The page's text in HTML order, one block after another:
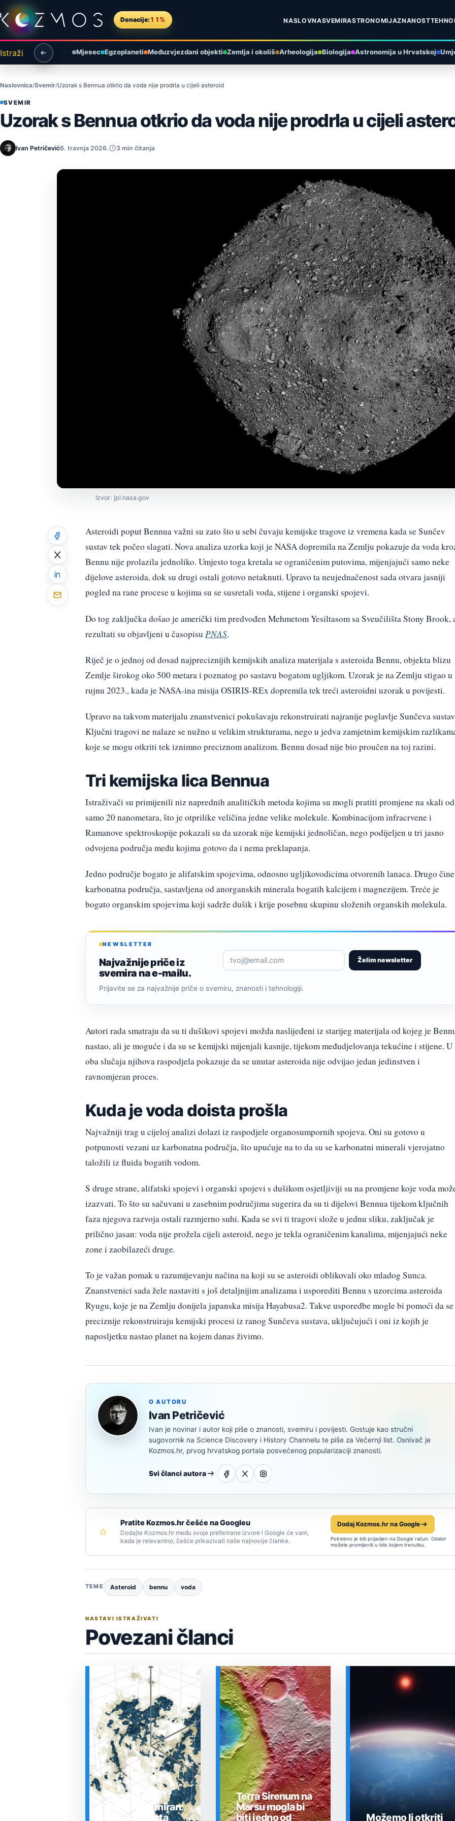
Preskoči na sadržaj
Donacije: 11% NASLOVNASVEMIRASTRONOMIJAZNANOST
Istraži Mjesec Egzoplaneti Međuzvjezdani objekti Zemlja i okoliš Arheologija Biologija Astronomija u Hrvatskoj
Naslovnica Svemir Uzorak s Bennua otkrio da voda nije prodrla u cijeli asteroid
SVEMIR
Uzorak s Bennua otkrio da voda nije prodrla u cijeli
Ivan Petričević6. travnja 2026. 3 min čitanja
Izvor: jpl.nasa.gov
Asteroidi poput Bennua važni su zato što u sebi čuvaju kemijske tragove iz vremena kada se Sunčev
sustav tek počeo slagati. Nova analiza uzorka koji je NASA dopremila na Zemlju pokazuje da voda
Bennu nije prolazila jednoliko. Umjesto toga kretala se ograničenim putovima, mijenjajući samo neke
dijelove asteroida, dok su drugi ostali gotovo netaknuti. Upravo ta neujednačenost sada otvara jasniji
pogled na rane procese u kojima su se susretali voda, stijene i organski spojevi.
Do tog zaključka došao je američki tim predvođen Mehmetom Yesiltasom sa Sveučilišta Stony Brook,
rezultati su objavljeni u časopisu PNAS.
Riječ je o jednoj od dosad najpreciznijih kemijskih analiza materijala s asteroida Bennu, objekta blizu
Zemlje širokog oko 500 metara i poznatog po sastavu bogatom ugljikom. Uzorak je na Zemlju stigao u
rujnu 2023., kada je NASA-ina misija OSIRIS-REx dopremila tek treći asteroidni uzorak u povijesti.
Upravo na takvom materijalu znanstvenici pokušavaju rekonstruirati najranije poglavlje Sunčeva
Ključni tragovi ne nalaze se nužno u velikim strukturama, nego u jedva zamjetnim kemijskim
koje se mogu otkriti tek iznimno preciznom analizom. Bennu dosad nije bio proučen na toj razini.
Tri kemijska lica Bennua
Istraživači su primijenili niz naprednih analitičkih metoda kojima su mogli pratiti promjene na skali od
samo 20 nanometara, što je otprilike veličina jedne velike molekule. Kombinacijom infracrvene i
Ramanove spektroskopije pokazali su da uzorak nije kemijski jednoličan, nego podijeljen u tri jasno
odvojena područja među kojima gotovo da i nema preklapanja.
Jedno područje bogato je alifatskim spojevima, odnosno ugljikovodicima otvorenih lanaca. Drugo čine
karbonatna područja, sastavljena od anorganskih minerala bogatih kalcijem i magnezijem. Treće je
bogato organskim spojevima koji sadrže dušik i krije posebnu skupinu složenih organskih molekula.
NEWSLETTER
Najvažnije priče iz
svemira na e-mailu.
Želim newsletter
Prijavite se za najvažnije priče o svemiru, znanosti i tehnologiji.
Autori rada smatraju da su ti dušikovi spojevi možda naslijeđeni iz starijeg materijala od kojeg je
nastao, ali je moguće i da su se kemijski mijenjali kasnije, tijekom međudjelovanja tekućine i stijene. U
oba slučaja njihova raspodjela pokazuje da se unutar asteroida nije odvijao jedan jedinstven i
ravnomjeran proces.
Kuda je voda doista prošla
Najvažniji trag u cijeloj analizi dolazi iz raspodjele organosumpornih spojeva. Oni su gotovo u
potpunosti vezani uz karbonatna područja, što upućuje na to da su se karbonatni minerali vjerojatno
taložili iz fluida bogatih vodom.
S druge strane, alifatski spojevi i organski spojevi s dušikom osjetljiviji su na promjene koje voda
izazvati. To što su sačuvani u zasebnim područjima sugerira da su ti dijelovi Bennua tijekom ključnih
faza njegova razvoja ostali razmjerno suhi. Kada se svi ti tragovi slože u jednu sliku, zaključak je
prilično jasan: voda nije prožela cijeli asteroid, nego je tekla ograničenim kanalima, mijenjajući neke
zone i zaobilazeći druge.
To je važan pomak u razumijevanju načina na koji su se asteroidi oblikovali oko mladog Sunca.
Znanstvenici sada žele nastaviti s još detaljnijim analizama i usporediti Bennu s uzorcima asteroida
Ryugu, koje je na Zemlju donijela japanska misija Hayabusa2. Takve usporedbe mogle bi pomoći da se
preciznije rekonstruiraju kemijski procesi iz ranog Sunčeva sustava, uključujući i oni iz kojih je
naposljetku nastao planet na kojem danas živimo.
O AUTORU
Ivan Petričević
Ivan je novinar i autor koji piše o znanosti, svemiru i povijesti. Gostuje kao stručni
sugovornik na Science Discovery i History Channelu te piše za Večernji list. Osnivač je
Kozmos.hr, prvog hrvatskog portala posvećenog popularizaciji znanosti.
Svi članci autora
Pratite Kozmos.hr češće na Googleu
Dodajte Kozmos.hr među svoje preferirane izvore i Google će vam,
kada je relevantno, češće prikazivati naše najnovije članke.
Dodaj Kozmos.hr na Google
Potrebno je biti prijavljen na Google račun. Odabir
možete promijeniti u bilo kojem trenutku.
TEME Asteroid bennu voda
NASTAVI ISTRAŽIVATI
Povezani članci
Prostor oko
Sunca nije miran:
nova 3D karta
Terra Sirenum na
Marsu mogla bi
biti jedno od
Možemo li otkriti